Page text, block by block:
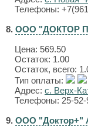
Телефоны:
8. ООО "ДОКТОР
Цена: 569.50
Остаток: 1.00
Остаток, всего:
Тип оплаты:
Адрес: с. Верх-
Телефоны: 25-52-
9. ООО "Доктор+"